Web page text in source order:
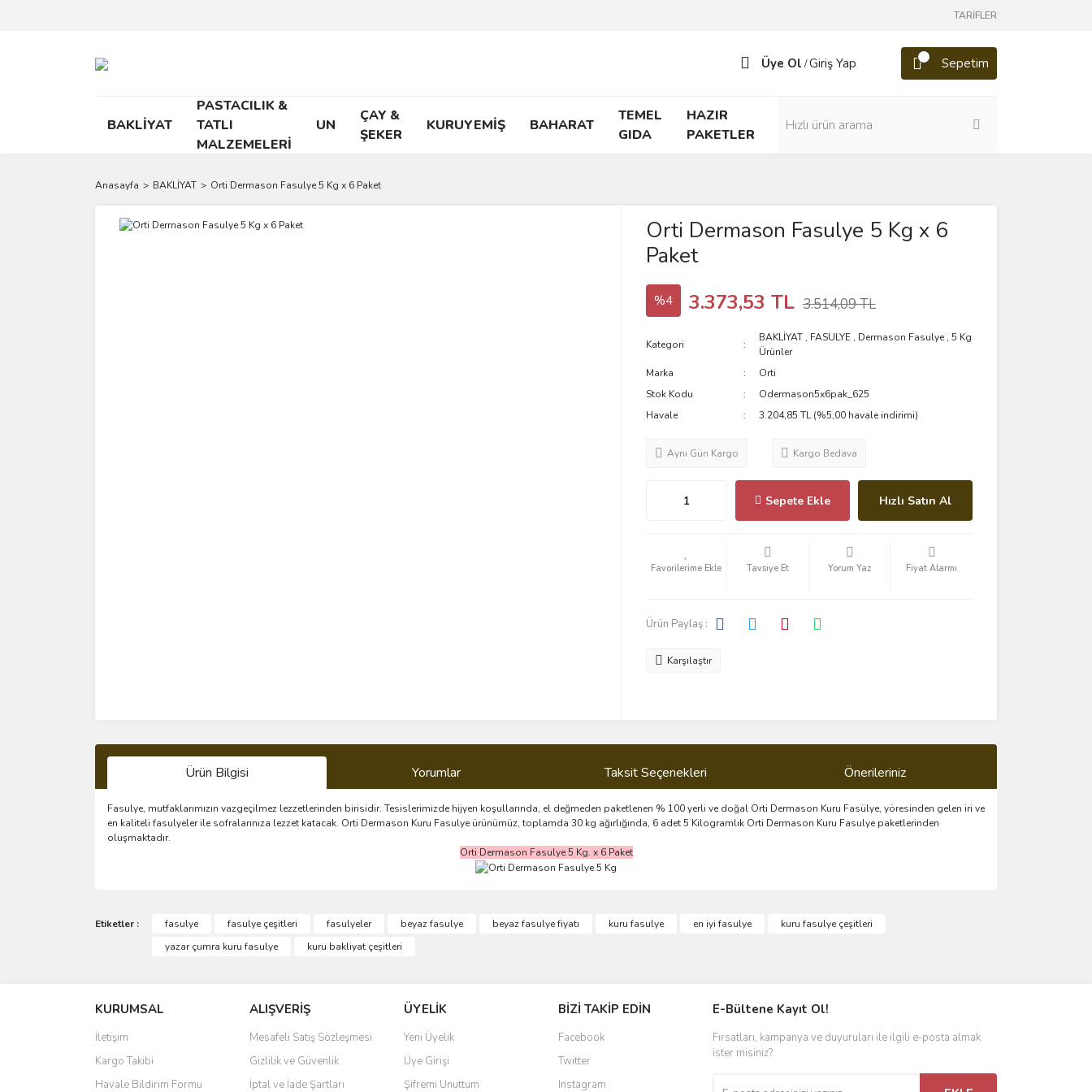
TARİFLER
Üye Ol /Giriş Yap Sepetim
BAKLİYAT
PASTACILIK &
TATLI
MALZEMELERİ
UN
ÇAY &
ŞEKER
KURUYEMİŞ BAHARAT
TEMEL
GIDA
HAZIR
PAKETLER
Anasayfa BAKLİYAT Orti Dermason Fasulye 5 Kg x 6 Paket
Orti Dermason Fasulye 5 Kg x 6
Paket
%4 3.373,53 TL 3.514,09 TL
Kategori
BAKLİYAT , FASULYE , Dermason Fasulye ,5 Kg
Ürünler
Marka
Orti
Stok Kodu
Odermason5x6pak_625
Havale
3.204,85 TL (%5,00 havale indirimi)
Aynı Gün Kargo Kargo Bedava
Sepete Ekle Hızlı Satın Al
Tavsiye Et Yorum Yaz Fiyat Alarmı
Ürün Paylaş :
Karşılaştır
Ürün Bilgisi Yorumlar Taksit Seçenekleri Önerileriniz
Fasulye, mutfaklarımızın vazgeçilmez lezzetlerinden birisidir. Tesislerimizde hijyen koşullarında, el değmeden paketlenen % 100 yerli ve doğal Orti Dermason Kuru Fasülye, yöresinden gelen iri ve
en kaliteli fasulyeler ile sofralarınıza lezzet katacak. Orti Dermason Kuru Fasulye ürünümüz, toplamda 30 kg ağırlığında, 6 adet 5 Kilogramlık Orti Dermason Kuru Fasulye paketlerinden
oluşmaktadır.
Orti Dermason Fasulye 5 Kg. x 6 Paket
Bu ürüne ilk yorumu siz yapın!
Görüş ve önerileriniz için teşekkür ederiz.
Ürün bilgilerinde hatalar bulunuyor.
Ürün fiyatı diğer sitelerden daha pahalı.
Bu ürüne benzer farklı alternatifler olmalı.
Etiketler : fasulye fasulye çeşitleri fasulyeler beyaz fasulye beyaz fasulye fiyatı kuru fasulye en iyi fasulye
kuru fasulye çeşitleri
yazar çumra kuru fasulye
kuru bakliyat çeşitleri
KURUMSAL
İletişim
Kargo Takibi
Havale Bildirim Formu
ALIŞVERİŞ
Mesafeli Satış Sözleşmesi
Gizlilik ve Güvenlik
İptal ve İade Şartları
ÜYELİK
Yeni Üyelik
Üye Girişi
Şifremi Unuttum
BİZİ TAKİP EDİN
Facebook
Twitter
Instagram
E-Bültene Kayıt Ol!
Fırsatları, kampanya ve duyuruları ile ilgili e-posta almak
ister misiniz?